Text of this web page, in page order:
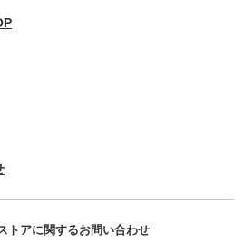
トアに関するお問い合わせ